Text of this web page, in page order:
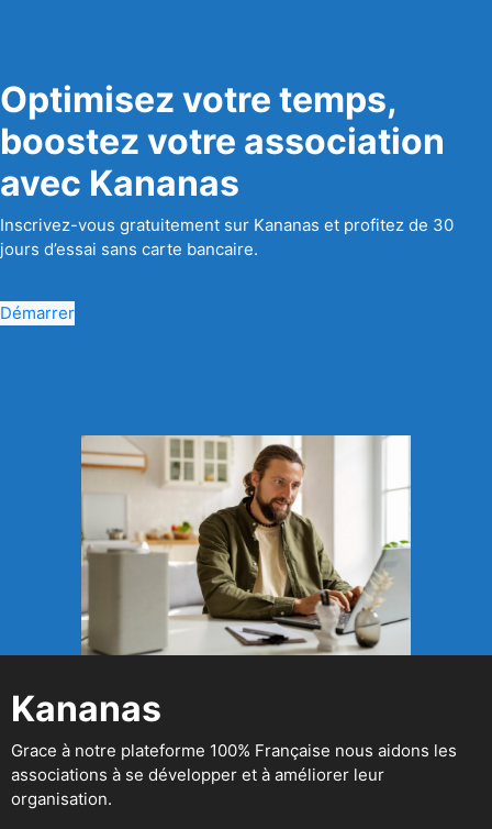
Optimisez votre temps,
boostez votre association
avec Kananas
Inscrivez-vous gratuitement sur Kananas et profitez de 30
jours d’essai sans carte bancaire.
Démarrer
Kananas
Grace à notre plateforme 100% Française nous aidons les
associations à se développer et à améliorer leur
organisation.